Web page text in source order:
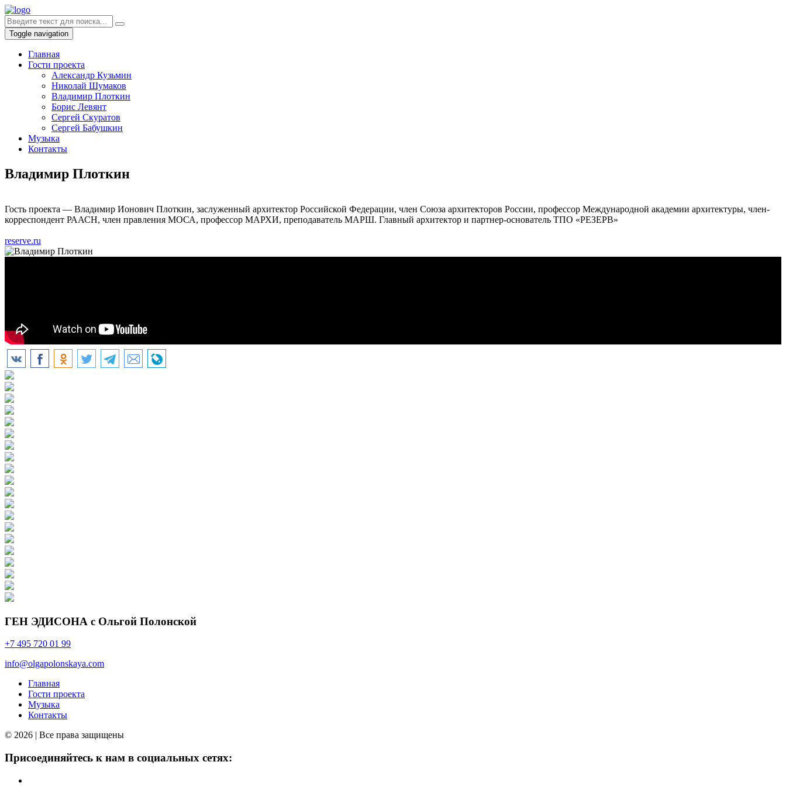
Toggle navigation
Главная
Гости проекта
Александр Кузьмин
Николай Шумаков
Владимир Плоткин
Борис Левянт
Сергей Скуратов
Сергей Бабушкин
Музыка
Контакты
Владимир Плоткин
Гость проекта — Владимир Ионович Плоткин, заслуженный архитектор Российской Федерации, член Союза архитекторов России, профессор Международной академии архитектуры, член-
корреспондент РААСН, член правления МОСА, профессор МАРХИ, преподаватель МАРШ. Главный архитектор и партнер-основатель ТПО «РЕЗЕРВ»
reserve.ru
ГЕН ЭДИСОНА с Ольгой Полонской
+7 495 720 01 99
info@olgapolonskaya.com
Главная
Гости проекта
Музыка
Контакты
© 2026 | Все права защищены
Присоединяйтесь к нам в социальных сетях: